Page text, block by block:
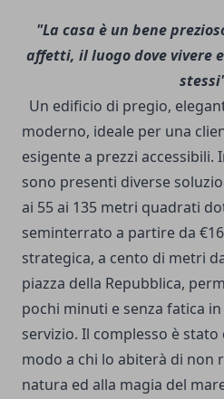
"La casa è un bene
affetti, il luogo dove vivere
Un edificio di pregio,
moderno, ideale per una
esigente a prezzi accessibili.
sono presenti diverse
ai 55 ai 135 metri quadrati
seminterrato a partire da
strategica, a cento di metri
piazza della Repubblica,
pochi minuti e senza fatica
servizio. Il complesso è
modo a chi lo abiterà di non
natura ed alla magia del